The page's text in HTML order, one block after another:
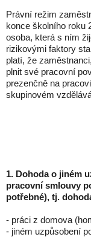
Právní režim
konce školního roku
osoba, která s ním
rizikovými faktory
platí, že
plnit své pracovní
prezenčně na
skupinovém
1. Dohoda o jiném
pracovní smlouvy
potřebné), tj.
- práci z domova
- jiném uzpůsobení